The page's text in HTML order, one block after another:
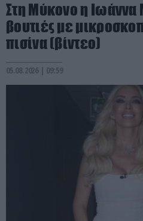
Στη Μύκονο η Ιωάννα
βουτιές με
πισίνα (βίντεο)
05.08.2026 | 09:59